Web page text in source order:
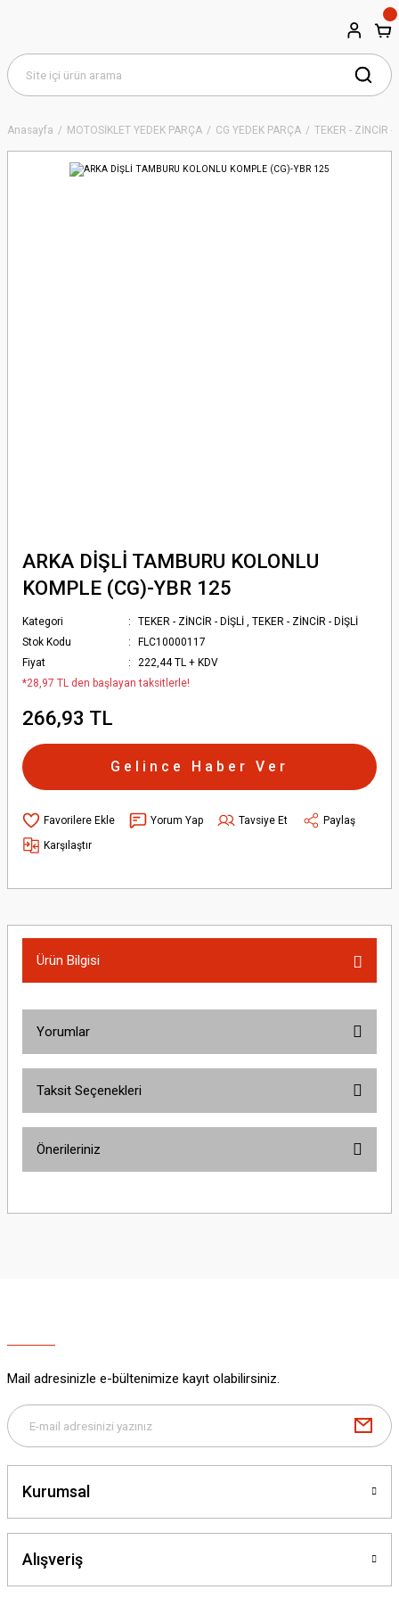
Anasayfa MOTOSİKLET YEDEK PARÇA CG YEDEK PARÇA TEKER - ZİNCİR -
ARKA DİŞLİ TAMBURU KOLONLU
KOMPLE (CG)-YBR 125
Kategori TEKER - ZİNCİR - DİŞLİ,TEKER - ZİNCİR - DİŞLİ
Stok Kodu
FLC10000117
Fiyat
222,44 TL + KDV
*28,97 TL den başlayan taksitlerle!
266,93 TL
Gelince Haber Ver
Yorum Yap Tavsiye Et
Paylaş
Karşılaştır
Ürün Bilgisi
Yorumlar
Taksit Seçenekleri
Önerileriniz
yetersiz gördüğünüz noktaları öneri formunu kullanarak tarafımıza
Bu ürüne benzer farklı alternatifler olmalı.
Mail adresinizle e-bültenimize kayıt olabilirsiniz.
Kurumsal
Alışveriş